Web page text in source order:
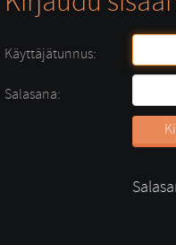
Käyttäjätunnus:
Salasana: